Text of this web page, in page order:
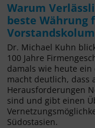
Warum
beste Währung
Dr. Michael Kuhn
100 Jahre
damals wie heute
macht deutlich, dass
Herausforderungen
sind und gibt einen
Südostasien.